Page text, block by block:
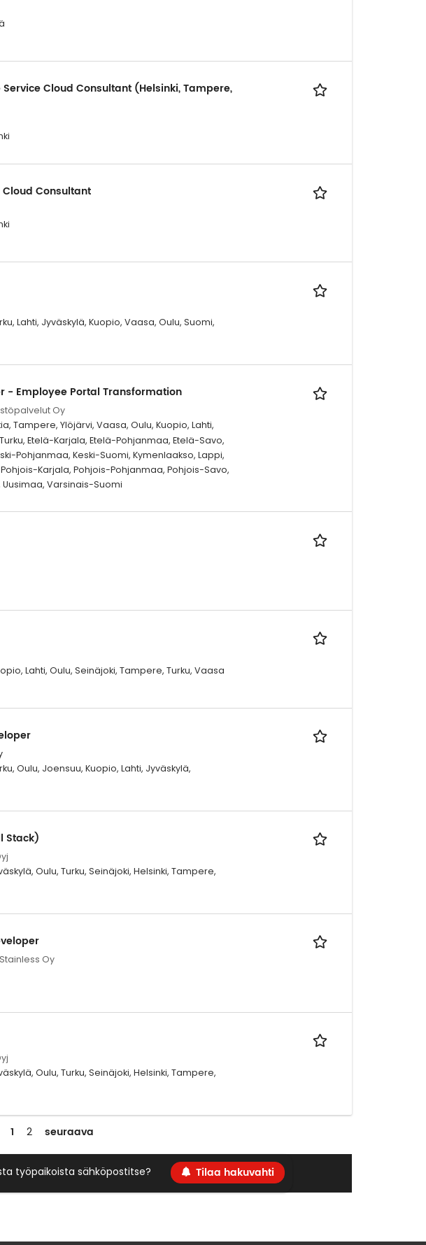
Cloud Consultant (Helsinki, Tampere,
Consultant
Lahti, Jyväskylä, Kuopio, Vaasa, Oulu, Suomi,
- Employee Portal Transformation
Oy
Tampere, Ylöjärvi, Vaasa, Oulu, Kuopio, Lahti,
Etelä-Karjala, Etelä-Pohjanmaa, Etelä-Savo,
Pohjanmaa, Keski-Suomi, Kymenlaakso, Lappi,
Karjala, Pohjois-Pohjanmaa, Pohjois-Savo,
Varsinais-Suomi
Lahti, Oulu, Seinäjoki, Tampere, Turku, Vaasa
Oulu, Joensuu, Kuopio, Lahti, Jyväskylä,
Stack)
Oulu, Turku, Seinäjoki, Helsinki, Tampere,
Oy
Oulu, Turku, Seinäjoki, Helsinki, Tampere,
1 2 seuraava
työpaikoista sähköpostitse? Tilaa hakuvahti